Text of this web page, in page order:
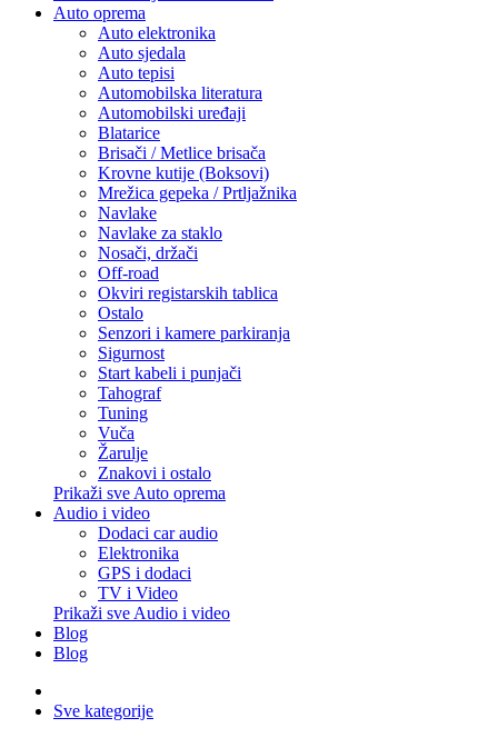
Auto oprema
Auto elektronika
Auto sjedala
Auto tepisi
Automobilska literatura
Automobilski uređaji
Blatarice
Brisači / Metlice brisača
Krovne kutije (Boksovi)
Mrežica gepeka / Prtljažnika
Navlake
Navlake za staklo
Nosači, držači
Off-road
Okviri registarskih tablica
Ostalo
Senzori i kamere parkiranja
Sigurnost
Start kabeli i punjači
Tahograf
Tuning
Vuča
Žarulje
Znakovi i ostalo
Prikaži sve Auto oprema
Audio i video
Dodaci car audio
Elektronika
GPS i dodaci
TV i Video
Prikaži sve Audio i video
Blog
Blog
Sve kategorije